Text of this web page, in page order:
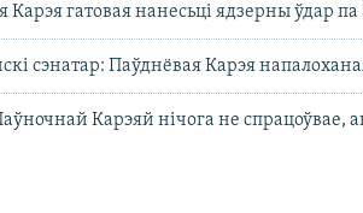
Карэя гатовая нанесьці ядзерны ўдар
сэнатар: Паўднёвая Карэя
Карэяй нічога не спрацоўвае,